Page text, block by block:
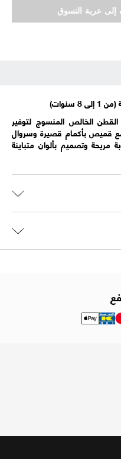
عربة التسوق
الخالص المنسوج لتوفير
قميص بأكمام قصيرة وسروال
وتصميم بألوان متباينة